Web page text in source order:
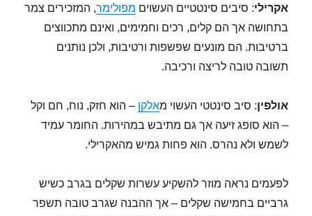
אקרילי: סיבים סינטטיים העשוים מפולימר, המזכירים צמר
בתחושה אך הם קלים, רכים וחמימים, ואינם מתכווצים
ברטיבות. הם מונעים שפשפות ורטיבות, ולכן נותנים
תשובה טובה לריצה ורכיבה.
אולפין: סיב סינטטי העשוי מאלקן – הוא חזק, נוח, חם וקל
– הוא סופג זיעה אך גם מתיבש במהירות. החומר עמיד
לשמש ולא נהרס. הוא פחות גמיש מהאקרילי.
לפעמים נראה מוזר להשקיע עשרות שקלים בגרב כשיש
גרביים בחמישה שקלים – אך ההבנה שגרב טובה תשפר